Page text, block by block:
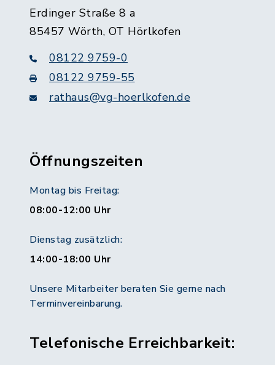
Erdinger Straße 8 a
85457 Wörth, OT Hörlkofen
08122 9759-0
08122 9759-55
rathaus@vg-hoerlkofen.de
Öffnungszeiten
Montag bis Freitag:
08:00-12:00 Uhr
Dienstag zusätzlich:
14:00-18:00 Uhr
Unsere Mitarbeiter beraten Sie gerne nach
Terminvereinbarung.
Telefonische Erreichbarkeit: